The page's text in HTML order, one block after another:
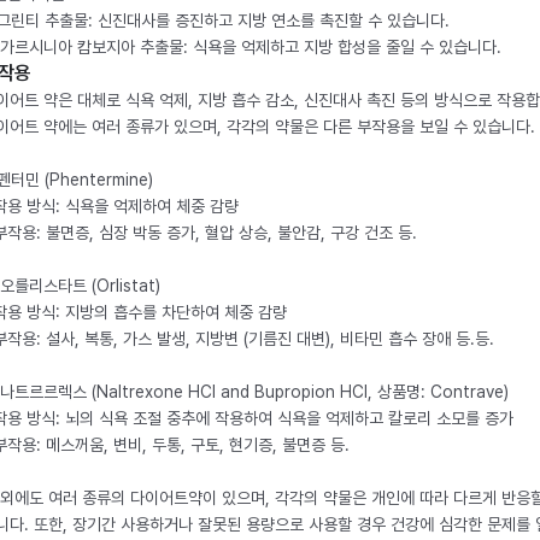
린티 추출물: 신진대사를 증진하고 지방 연소를 촉진할 수 있습니다.
르시니아 캄보지아 추출물: 식욕을 억제하고 지방 합성을 줄일 수 있습니다.
용
어트 약은 대체로 식욕 억제, 지방 흡수 감소, 신진대사 촉진 등의 방식으로 작용
어트 약에는 여러 종류가 있으며, 각각의 약물은 다른 부작용을 보일 수 있습니다.
터민 (Phentermine)
용 방식: 식욕을 억제하여 체중 감량
작용: 불면증, 심장 박동 증가, 혈압 상승, 불안감, 구강 건조 등.
를리스타트 (Orlistat)
용 방식: 지방의 흡수를 차단하여 체중 감량
작용: 설사, 복통, 가스 발생, 지방변 (기름진 대변), 비타민 흡수 장애 등.등.
트르르렉스 (Naltrexone HCl and Bupropion HCl, 상품명: Contrave)
용 방식: 뇌의 식욕 조절 중추에 작용하여 식욕을 억제하고 칼로리 소모를 증가
작용: 메스꺼움, 변비, 두통, 구토, 현기증, 불면증 등.
에도 여러 종류의 다이어트약이 있으며, 각각의 약물은 개인에 따라 다르게 반응
다. 또한, 장기간 사용하거나 잘못된 용량으로 사용할 경우 건강에 심각한 문제를